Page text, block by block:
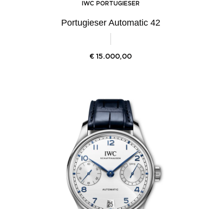
IWC PORTUGIESER
Portugieser Automatic 42
€ 15.000,00